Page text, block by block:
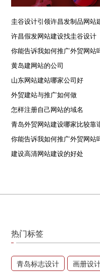
圭谷设计引领许昌发制品网站
许昌假发网站建设找圭谷设计
你能告诉我如何推广外贸网站
黄岛建网站的公司
山东网站建站哪家公司好
外贸建站与推广如何做
怎样注册自己网站的域名
青岛外贸网站建设哪家比较靠
你能告诉我如何推广外贸网站
建设高清网站建设的好处
热门标签
青岛标志设计 画册设